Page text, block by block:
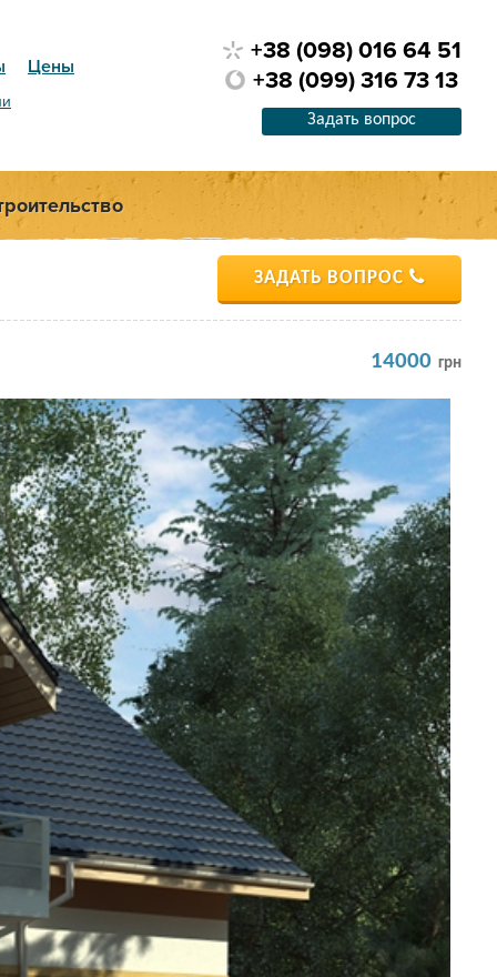
Цены
+38 (098) 016 64 51
+38 (099) 316 73 13
Задать вопрос
ЗАДАТЬ ВОПРОС
14000 грн